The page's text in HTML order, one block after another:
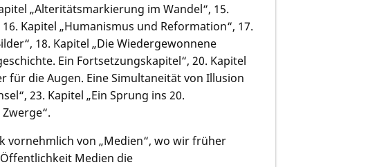
„Alteritätsmarkierung im Wandel“, 15.
Kapitel „Humanismus und Reformation“, 17.
18. Kapitel „Die Wiedergewonnene
Ein Fortsetzungskapitel“, 20. Kapitel
für die Augen. Eine Simultaneität von Illusion
23. Kapitel „Ein Sprung ins 20.
vornehmlich von „Medien“, wo wir früher
Medien die